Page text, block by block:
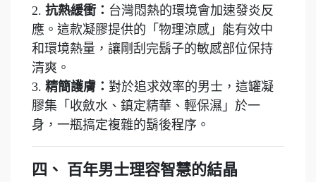
2. 抗熱緩衝： 台灣悶熱的環境會加速發炎反
應。這款凝膠提供的「物理涼感」能有效中
和環境熱量，讓剛刮完鬍子的敏感部位保持
清爽。
3. 精簡護膚： 對於追求效率的男士，這罐凝
膠集「收斂水、鎮定精華、輕保濕」於一
身，一瓶搞定複雜的鬍後程序。
四、 百年男士理容智慧的結晶